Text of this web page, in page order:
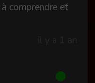
comprendre et